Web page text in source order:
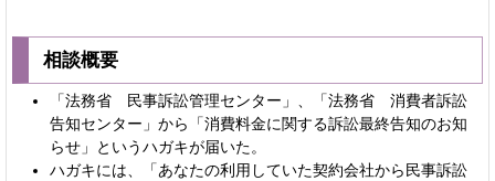
相談概要
「法務省 民事訴訟管理センター」、「法務省 消費者訴訟
告知センター」から「消費料金に関する訴訟最終告知のお知
らせ」というハガキが届いた。
ハガキには、「あなたの利用していた契約会社から民事訴訟